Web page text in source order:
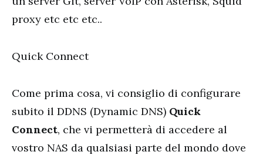
proxy etc etc etc..
Quick Connect
Come prima cosa, vi consiglio di configurare
subito il DDNS (Dynamic DNS) Quick
Connect, che vi permetterà di accedere al
vostro NAS da qualsiasi parte del mondo dove